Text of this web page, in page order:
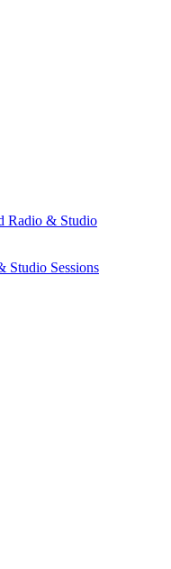
Studio Sessions